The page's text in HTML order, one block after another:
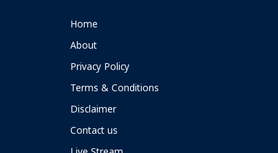
Home
About
Privacy Policy
Terms & Conditions
Disclaimer
Contact us